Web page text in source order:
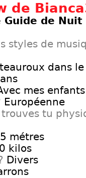
de
Guide de Nuit
styles de
dans
mes enfants
Européenne
tu
métres
kilos
Divers